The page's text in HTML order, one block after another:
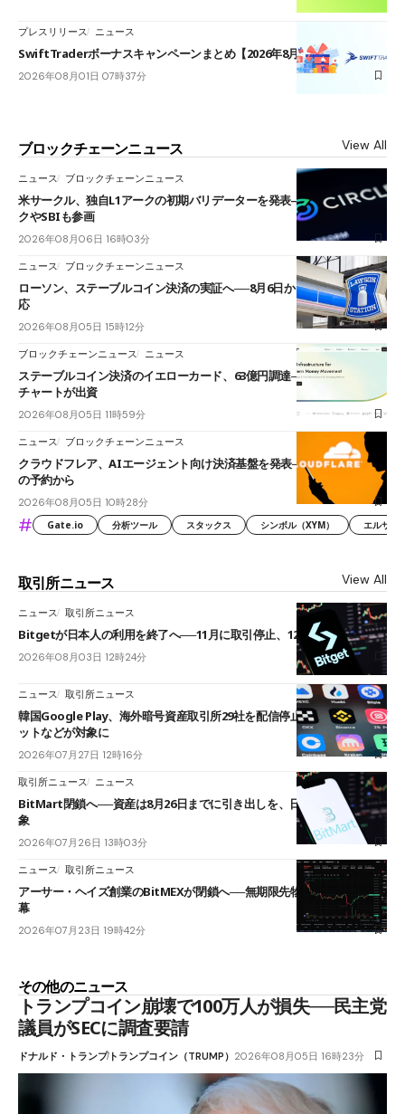
プレスリリース ニュース
SwiftTraderボーナスキャンペーンまとめ【2026年8月最新】
2026年08月01日 07時37分
ブロックチェーンニュース View All
ニュース ブロックチェーンニュース
米サークル、独自L1アークの初期バリデーターを発表――ブラックロッ
クやSBIも参画
2026年08月06日 16時03分
ニュース ブロックチェーンニュース
ローソン、ステーブルコイン決済の実証へ──8月6日からJPYCやUSDC対
応
2026年08月05日 15時12分
ブロックチェーンニュース ニュース
ステーブルコイン決済のイエローカード、63億円調達──ソニーやスタン
チャートが出資
2026年08月05日 11時59分
ニュース ブロックチェーンニュース
クラウドフレア、AIエージェント向け決済基盤を発表──まずハンドル名
の予約から
2026年08月05日 10時28分
# Gate.io 分析ツール スタックス シンボル（XYM） エルサル
取引所ニュース View All
ニュース 取引所ニュース
Bitgetが日本人の利用を終了へ──11月に取引停止、12月末に強制決済
2026年08月03日 12時24分
ニュース 取引所ニュース
韓国Google Play、海外暗号資産取引所29社を配信停止──OKXやバイビ
ットなどが対象に
2026年07月27日 12時16分
取引所ニュース ニュース
BitMart閉鎖へ──資産は8月26日までに引き出しを、日本人利用者も対
象
2026年07月26日 13時03分
ニュース 取引所ニュース
アーサー・ヘイズ創業のBitMEXが閉鎖へ──無期限先物を生んだ11年に
幕
2026年07月23日 19時42分
その他のニュース
トランプコイン崩壊で100万人が損失──民主党
議員がSECに調査要請
ドナルド・トランプトランプコイン（TRUMP） 2026年08月05日 16時23分